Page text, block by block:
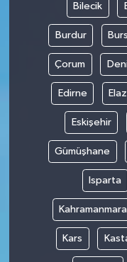
Bilecik
Burdur
Çorum
Edirne
Eskişehir
Gümüşhane
Isparta
Kars